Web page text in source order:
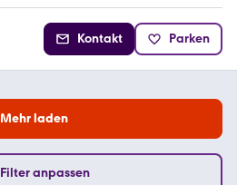
Kontakt Parken
Mehr laden
Filter anpassen